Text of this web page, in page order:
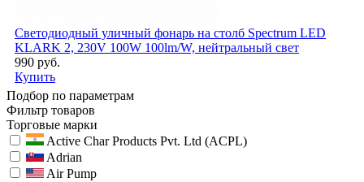
Светодиодный уличный фонарь на столб Spectrum LED
KLARK 2, 230V 100W 100lm/W, нейтральный свет
990 руб.
Купить
Подбор по параметрам
Фильтр товаров
Торговые марки
Active Char Products Pvt. Ltd (ACPL)
Adrian
Air Pump